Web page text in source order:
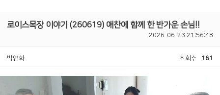
로이스목장 이야기 (260619) 애찬에 함께 한 반가운 손님!!
2026-06-23 21:56:48
박연화 조회수 161